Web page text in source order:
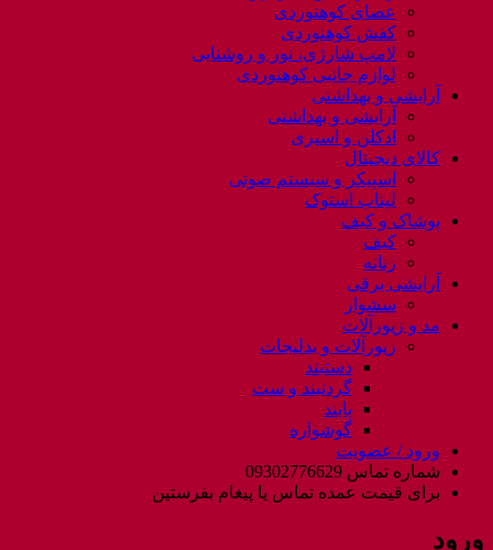
عصای کوهنوردی
کفش کوهنوردی
لامپ شارژی، نور و روشنایی
لوازم جانبی کوهنوردی
آرایشی و بهداشتی
آرایشی و بهداشتی
ادکلن و اسپری
کالای دیجیتال
اسپیکر و سیستم صوتی
لپتاب استوک
پوشاک و کیف
کیف
زنانه
آرایشی برقی
سشوار
مد و زیورآلات
زیورآلات و بدلیجات
دستبند
گردنبند و ست
پابند
گوشواره
ورود / عضویت
شماره تماس 09302776629
برای قیمت عمده تماس یا پیغام بفرستین
ورود